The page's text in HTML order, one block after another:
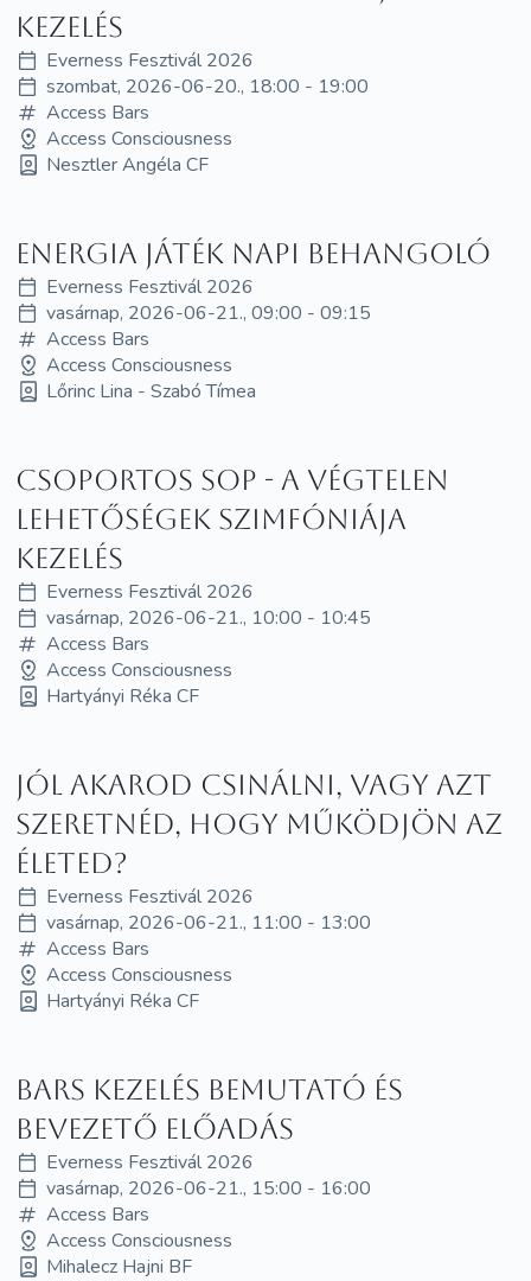
kezelés
Everness Fesztivál 2026
szombat, 2026-06-20., 18:00 - 19:00
Access Bars
Access Consciousness
Nesztler Angéla CF
Energia játék napi behangoló
Everness Fesztivál 2026
vasárnap, 2026-06-21., 09:00 - 09:15
Access Bars
Access Consciousness
Lőrinc Lina - Szabó Tímea
Csoportos SOP - A Végtelen
Lehetőségek Szimfóniája
kezelés
Everness Fesztivál 2026
vasárnap, 2026-06-21., 10:00 - 10:45
Access Bars
Access Consciousness
Hartyányi Réka CF
Jól akarod csinálni, vagy azt
szeretnéd, hogy működjön az
életed?
Everness Fesztivál 2026
vasárnap, 2026-06-21., 11:00 - 13:00
Access Bars
Access Consciousness
Hartyányi Réka CF
Bars kezelés bemutató és
bevezető előadás
Everness Fesztivál 2026
vasárnap, 2026-06-21., 15:00 - 16:00
Access Bars
Access Consciousness
Mihalecz Hajni BF